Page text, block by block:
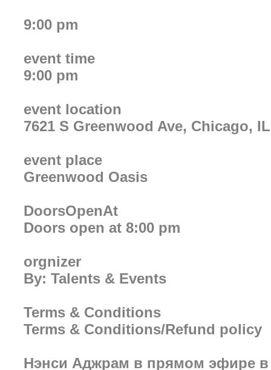
9:00 pm
event time
9:00 pm
event location
7621 S Greenwood Ave, Chicago,
event place
Greenwood Oasis
DoorsOpenAt
Doors open at 8:00 pm
orgnizer
By: Talents & Events
Terms & Conditions
Terms & Conditions/Refund policy
Нэнси Аджрам в прямом эфире в